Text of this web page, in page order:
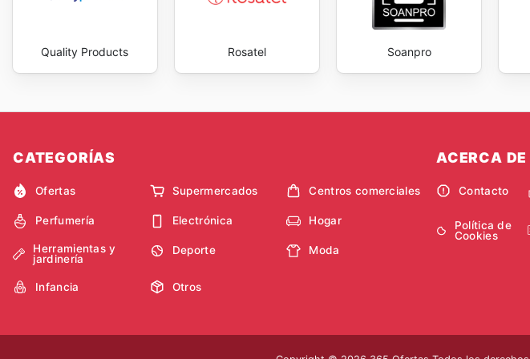
Quality Products Rosatel Soanpro
CATEGORÍAS
Ofertas Supermercados Centros comerciales
Perfumería Electrónica Hogar
Herramientas y
jardinería
Deporte Moda
Infancia Otros
ACERCA
Contacto
Política de
Cookies